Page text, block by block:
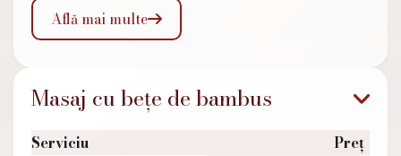
Află mai multe
Masaj cu bețe de bambus
Serviciu
Preț